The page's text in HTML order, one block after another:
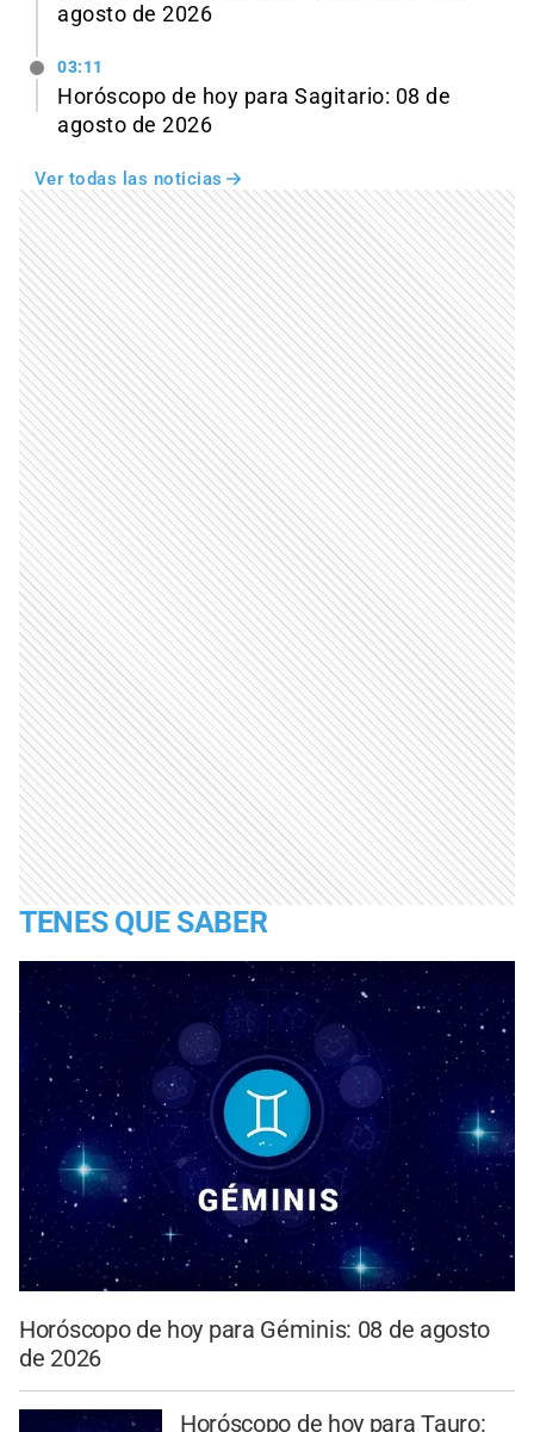
agosto de 2026
03:11
Horóscopo de hoy para Sagitario: 08 de
agosto de 2026
Ver todas las noticias
TENES QUE SABER
Horóscopo de hoy para Géminis: 08 de agosto
de 2026
Horóscopo de hoy para Tauro: